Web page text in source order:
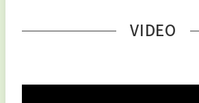
VIDEO